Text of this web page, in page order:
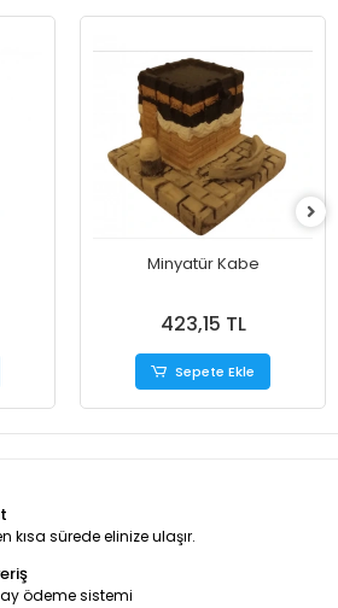
Minyatür Kabe
423,15 TL
Sepete Ekle
kısa sürede elinize ulaşır.
ödeme sistemi